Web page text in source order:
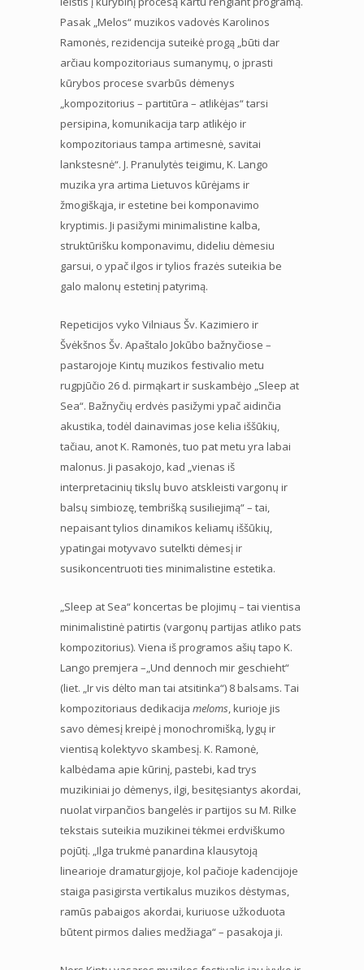
Pasak „Melos“ muzikos vadovės Karolinos
Ramonės, rezidencija suteikė progą „būti dar
arčiau kompozitoriaus sumanymų, o įprasti
kūrybos procese svarbūs dėmenys
„kompozitorius – partitūra – atlikėjas“ tarsi
persipina, komunikacija tarp atlikėjo ir
kompozitoriaus tampa artimesnė, savitai
lankstesnė“. J. Pranulytės teigimu, K. Lango
muzika yra artima Lietuvos kūrėjams ir
žmogiškąja, ir estetine bei komponavimo
kryptimis. Ji pasižymi minimalistine kalba,
struktūrišku komponavimu, dideliu dėmesiu
garsui, o ypač ilgos ir tylios frazės suteikia be
galo malonų estetinį patyrimą.
Repeticijos vyko Vilniaus Šv. Kazimiero ir
Švėkšnos Šv. Apaštalo Jokūbo bažnyčiose –
pastarojoje Kintų muzikos festivalio metu
rugpjūčio 26 d. pirmąkart ir suskambėjo „Sleep at
Sea“. Bažnyčių erdvės pasižymi ypač aidinčia
akustika, todėl dainavimas jose kelia iššūkių,
tačiau, anot K. Ramonės, tuo pat metu yra labai
malonus. Ji pasakojo, kad „vienas iš
interpretacinių tikslų buvo atskleisti vargonų ir
balsų simbiozę, tembrišką susiliejimą“ – tai,
nepaisant tylios dinamikos keliamų iššūkių,
ypatingai motyvavo sutelkti dėmesį ir
susikoncentruoti ties minimalistine estetika.
„Sleep at Sea“ koncertas be plojimų – tai vientisa
minimalistinė patirtis (vargonų partijas atliko pats
kompozitorius). Viena iš programos ašių tapo K.
Lango premjera –„Und dennoch mir geschieht“
(liet. „Ir vis dėlto man tai atsitinka“) 8 balsams. Tai
kompozitoriaus dedikacija meloms , kurioje jis
savo dėmesį kreipė į monochromišką, lygų ir
vientisą kolektyvo skambesį. K. Ramonė,
kalbėdama apie kūrinį, pastebi, kad trys
muzikiniai jo dėmenys, ilgi, besitęsiantys akordai,
nuolat virpančios bangelės ir partijos su M. Rilke
tekstais suteikia muzikinei tėkmei erdviškumo
pojūtį. „Ilga trukmė panardina klausytoją
linearioje dramaturgijoje, kol pačioje kadencijoje
staiga pasigirsta vertikalus muzikos dėstymas,
ramūs pabaigos akordai, kuriuose užkoduota
būtent pirmos dalies medžiaga“ – pasakoja ji.